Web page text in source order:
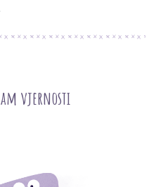
vjernosti